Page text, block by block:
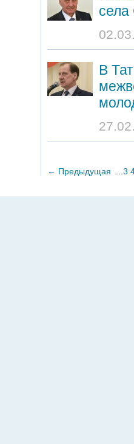
села
В
← Предыдущая 3